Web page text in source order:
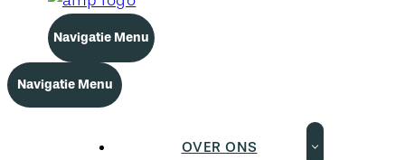
Navigatie Menu
Navigatie Menu
OVER ONS